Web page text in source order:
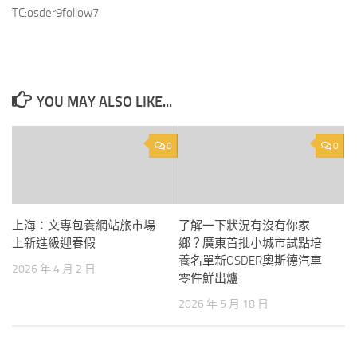
TC:osder9follow7
YOU MAY ALSO LIKE...
0
上海：文專包養網站旅市場
上新進級迎春假
2026 年 4 月 2 日
0
了解一下狀況有沒有你家
鄉？廣東首批小城市試點培
養名單新OSDER奧斯德汽車
零件鮮出爐
2026 年 5 月 18 日